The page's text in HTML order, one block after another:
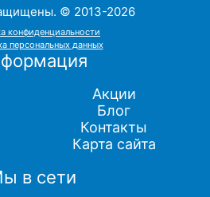
© 2013-2026
конфиденциальности
персональных данных
Акции
Блог
Контакты
Карта сайта
в сети